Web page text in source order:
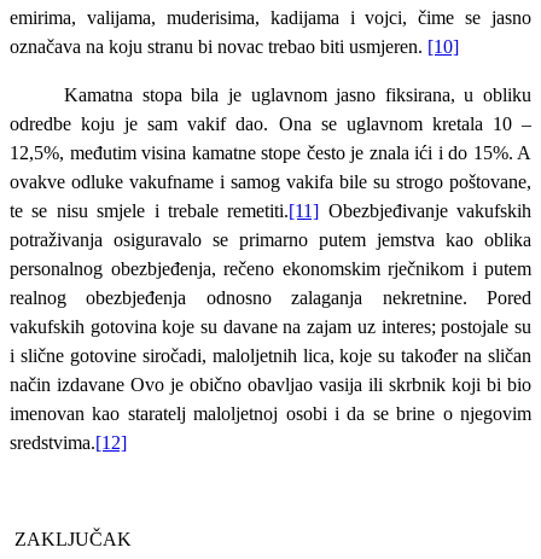
emirima, valijama, muderisima, kadijama i vojci, čime se jasno
označava na koju stranu bi novac trebao biti usmjeren. [10]
Kamatna stopa bila je uglavnom jasno fiksirana, u obliku
odredbe koju je sam vakif dao. Ona se uglavnom kretala 10 –
12,5%, međutim visina kamatne stope često je znala ići i do 15%. A
ovakve odluke vakufname i samog vakifa bile su strogo poštovane,
te se nisu smjele i trebale remetiti.[11] Obezbjeđivanje vakufskih
potraživanja osiguravalo se primarno putem jemstva kao oblika
personalnog obezbjeđenja, rečeno ekonomskim rječnikom i putem
realnog obezbjeđenja odnosno zalaganja nekretnine. Pored
vakufskih gotovina koje su davane na zajam uz interes; postojale su
i slične gotovine siročadi, maloljetnih lica, koje su također na sličan
način izdavane Ovo je obično obavljao vasija ili skrbnik koji bi bio
imenovan kao staratelj maloljetnoj osobi i da se brine o njegovim
sredstvima.[12]
ZAKLJUČAK